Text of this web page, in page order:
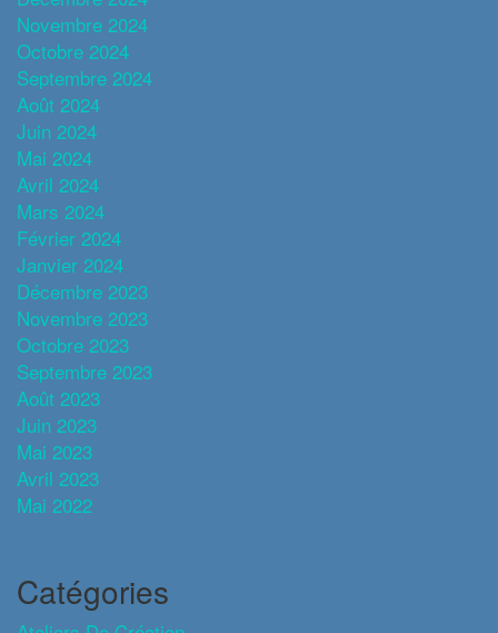
Novembre 2024
Octobre 2024
Septembre 2024
Août 2024
Juin 2024
Mai 2024
Avril 2024
Mars 2024
Février 2024
Janvier 2024
Décembre 2023
Novembre 2023
Octobre 2023
Septembre 2023
Août 2023
Juin 2023
Mai 2023
Avril 2023
Mai 2022
Catégories